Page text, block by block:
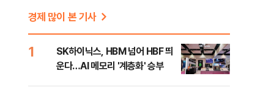
경제 많이 본 기사
1
SK하이닉스, HBM 넘어 HBF 띄
운다…AI 메모리 '계층화' 승부